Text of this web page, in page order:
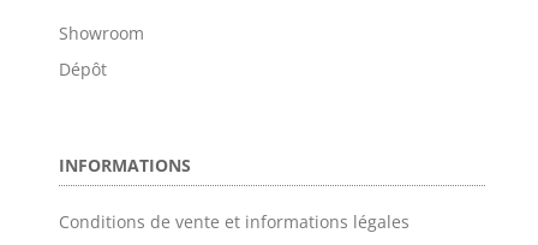
Showroom
Dépôt
INFORMATIONS
Conditions de vente et informations légales